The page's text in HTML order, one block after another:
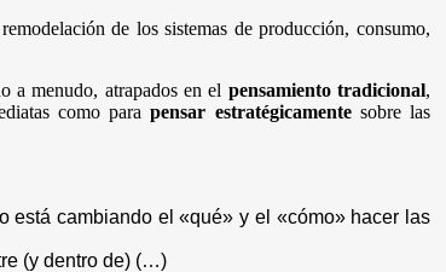
de los sistemas de producción, consumo,
a menudo, atrapados en el pensamiento tradicional,
como parapensar estratégicamentesobre las
cambiando el «qué» y el «cómo» hacer las
(y dentro de) (…)